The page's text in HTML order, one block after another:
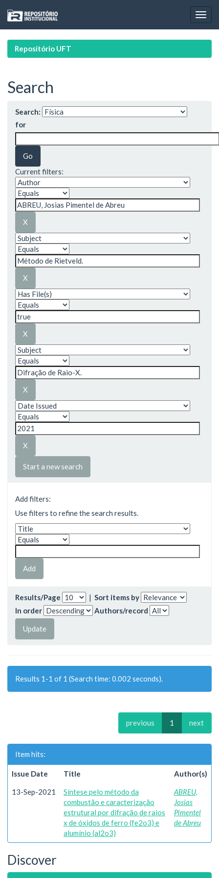
navigation
Repositório UFT
Search
Search:
for
Current filters:
Start a new search
Add filters:
Use filters to refine the search results.
Results/Page | Sort items by
In order
Authors/record
Results 1-1 of 1 (Search time: 0.002 seconds).
previous 1 next
Item hits:
Issue Date Title Author(s)
13-Sep-2021
Síntese pelo método da
combustão e caracterização
estrutural por difração de raios
x de óxidos de ferro (fe2o3) e
alumínio (al2o3)
ABREU,
Josias
Pimentel
de Abreu
Discover